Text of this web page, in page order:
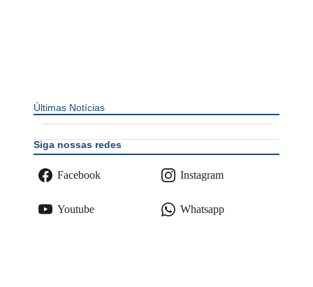
Últimas Notícias
Siga nossas redes
Facebook Instagram
Youtube Whatsapp